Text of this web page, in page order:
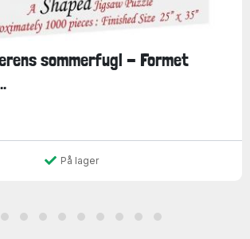
sommerfugl - Formet
På lager